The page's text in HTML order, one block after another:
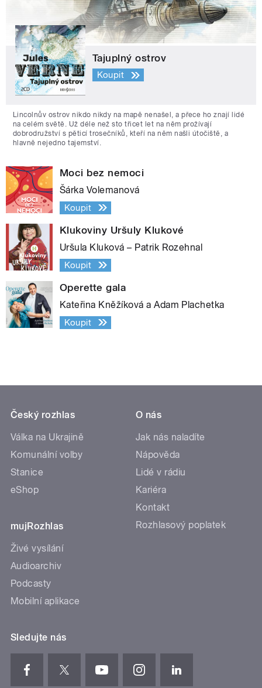
Tajuplný ostrov
Koupit
Lincolnův ostrov nikdo nikdy na mapě nenašel, a přece ho znají lidé
na celém světě. Už déle než sto třicet let na něm prožívají
dobrodružství s pěticí trosečníků, kteří na něm našli útočiště, a
hlavně nejedno tajemství.
Moci bez nemoci
Šárka Volemanová
Koupit
Klukoviny Uršuly Klukové
Uršula Kluková – Patrik Rozehnal
Koupit
Operette gala
Kateřina Kněžíková a Adam Plachetka
Koupit
Český rozhlas
Válka na Ukrajině
Komunální volby
Stanice
eShop
mujRozhlas
Živé vysílání
Audioarchiv
Podcasty
Mobilní aplikace
O nás
Jak nás naladíte
Nápověda
Lidé v rádiu
Kariéra
Kontakt
Rozhlasový poplatek
Sledujte nás